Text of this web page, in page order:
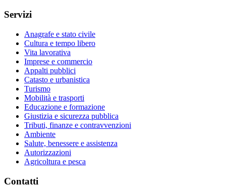
Servizi
Anagrafe e stato civile
Cultura e tempo libero
Vita lavorativa
Imprese e commercio
Appalti pubblici
Catasto e urbanistica
Turismo
Mobilità e trasporti
Educazione e formazione
Giustizia e sicurezza pubblica
Tributi, finanze e contravvenzioni
Ambiente
Salute, benessere e assistenza
Autorizzazioni
Agricoltura e pesca
Contatti